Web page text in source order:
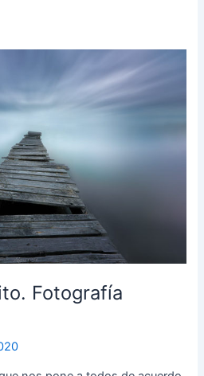
Fotografía